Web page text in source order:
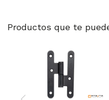
Productos que te